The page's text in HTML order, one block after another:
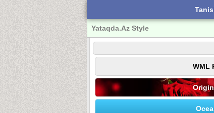
Yataqda.Az Style
WML